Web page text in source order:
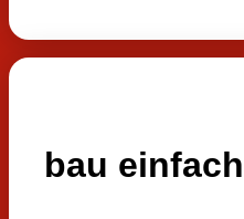
bau einfach